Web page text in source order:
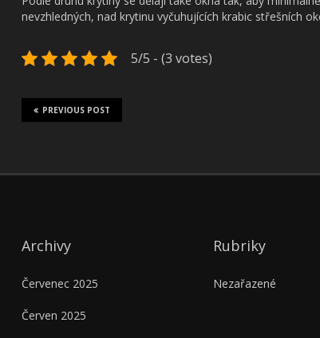
nevzhledných, nad krytinu vyčuhujících krabic střešních
5/5 - (3 votes)
PREVIOUS POST
Archivy
Červenec 2025
Červen 2025
Rubriky
Nezařazené